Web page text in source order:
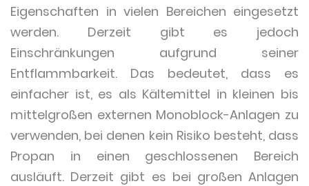
Eigenschaften in vielen Bereichen eingesetzt
werden. Derzeit gibt es jedoch
Einschränkungen aufgrund seiner
Entflammbarkeit. Das bedeutet, dass es
einfacher ist, es als Kältemittel in kleinen bis
mittelgroßen externen Monoblock-Anlagen zu
verwenden, bei denen kein Risiko besteht, dass
Propan in einen geschlossenen Bereich
ausläuft. Derzeit gibt es bei großen Anlagen